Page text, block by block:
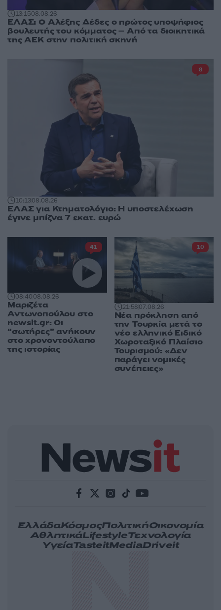
13:1508.08.26
ΕΛΑΣ: Ο Αλέξης Δέδες ο πρώτος υποψήφιος
βουλευτής του κόμματος – Από τα διοικητικά
της ΑΕΚ στην πολιτική σκηνή
10:1308.08.26
ΕΛΑΣ για Κτηματολόγιο: Η υποστελέχωση
έγινε μπίζνα 7 εκατ. ευρώ
8
08:4008.08.26
Μαριζέτα
Αντωνοπούλου στο
newsit.gr: Οι
“σωτήρες” ανήκουν
στο χρονοντούλαπο
της ιστορίας
41
21:5807.08.26
Νέα πρόκληση από
την Τουρκία μετά το
νέο ελληνικό Ειδικό
Χωροταξικό Πλαίσιο
Τουρισμού: «Δεν
παράγει νομικές
συνέπειες»
10
ΕλλάδαΚόσμοςΠολιτικήΟικονομία
ΑθλητικάLifestyleΤεχνολογία
ΥγείαTasteitMediaDriveit